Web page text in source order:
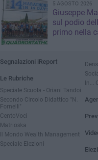
5 AGOSTO 2026
Giuseppe
sul podio
primo nella
Segnalazioni iReport
Le Rubriche
Speciale Scuola - Oriani Tandoi
Secondo Circolo Didattico "N.
Fornelli"
CentoVoci
Matrioska
Il Mondo Wealth Management
Speciale Elezioni
In...